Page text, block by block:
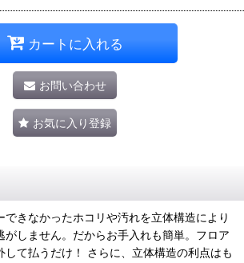
カートに入れる
お問い合わせ
お気に入り登録
できなかったホコリや汚れを立体構造により
がしません。だからお手入れも簡単。フロア
して払うだけ！ さらに、立体構造の利点はも